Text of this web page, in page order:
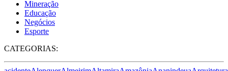
Mineração
Educação
Negócios
Esporte
CATEGORIAS: